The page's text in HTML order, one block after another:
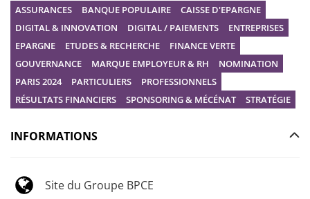
ASSURANCES BANQUE POPULAIRE
CAISSE D'EPARGNE
DIGITAL & INNOVATION
DIGITAL / PAIEMENTS
ENTREPRISES
EPARGNE
ETUDES & RECHERCHE
FINANCE VERTE
GOUVERNANCE
MARQUE EMPLOYEUR & RH
NOMINATION
PARIS 2024
PARTICULIERS
PROFESSIONNELS
RÉSULTATS FINANCIERS
SPONSORING & MÉCÉNAT STRATÉGIE
INFORMATIONS
Site du Groupe BPCE